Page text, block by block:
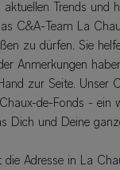
Trends und
C&A-Team La
zu dürfen. Sie
Anmerkungen
zur Seite. Unser
de-Fonds - ein
Dich und Deine
Adresse in La